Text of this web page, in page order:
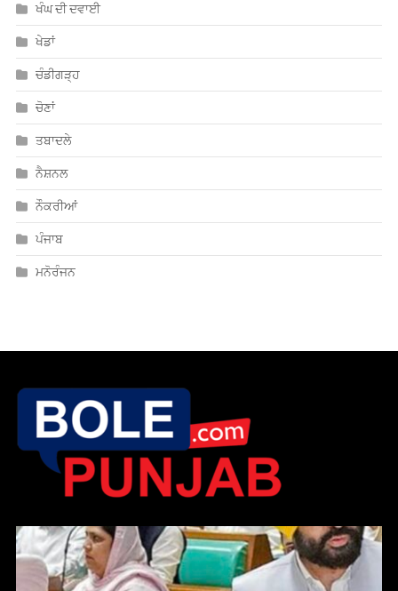
ਖੰਘ ਦੀ ਦਵਾਈ
ਖੇਡਾਂ
ਚੰਡੀਗੜ੍ਹ
ਚੋਣਾਂ
ਤਬਾਦਲੇ
ਨੈਸ਼ਨਲ
ਨੌਕਰੀਆਂ
ਪੰਜਾਬ
ਮਨੋਰੰਜਨ